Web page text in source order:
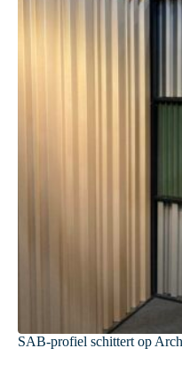
SAB-profiel schittert op